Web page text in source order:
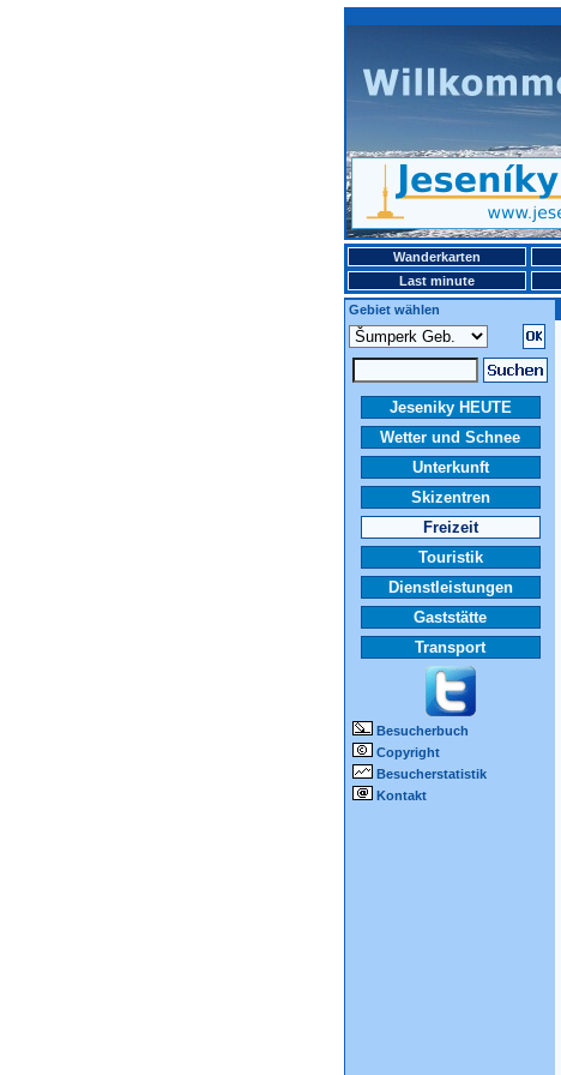
Wanderkarten
Last minute
Gebiet wählen
Jeseniky HEUTE
Wetter und Schnee
Unterkunft
Skizentren
Freizeit
Touristik
Dienstleistungen
Gaststätte
Transport
Besucherbuch
Copyright
Besucherstatistik
Kontakt